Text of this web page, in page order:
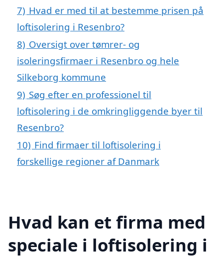
7) Hvad er med til at bestemme prisen på
loftisolering i Resenbro?
8) Oversigt over tømrer- og
isoleringsfirmaer i Resenbro og hele
Silkeborg kommune
9) Søg efter en professionel til
loftisolering i de omkringliggende byer til
Resenbro?
10) Find firmaer til loftisolering i
forskellige regioner af Danmark
Hvad kan et firma med
speciale i loftisolering i